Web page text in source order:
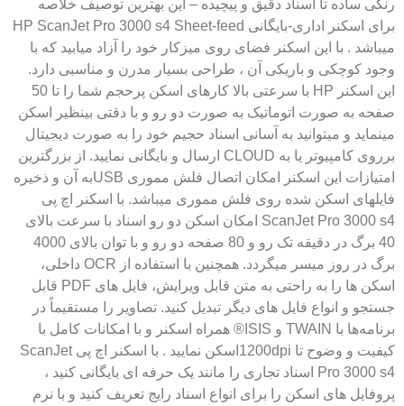
رنگی ساده تا اسناد دقیق و پیچیده – این بهترین توصیف خلاصه
برای اسکنر اداری-بایگانی HP ScanJet Pro 3000 s4 Sheet-feed
میباشد . با این اسکنر فضای روی میزکار خود را آزاد میابید که با
وجود کوچکی و باریکی آن ، طراحی بسیار مدرن و مناسبی دارد.
این اسکنر HP با سرعتی بالا کارهای اسکن پرحجم شما را تا 50
صفحه به صورت اتوماتیک به صورت دو رو و با دقتی بینظیر اسکن
مینماید و میتوانید به آسانی اسناد حجیم خود را به صورت دیجیتال
برروی کامپیوتر یا به CLOUD ارسال و بایگانی نمایید. از بزرگترین
امتیازات این اسکنر امکان اتصال فلش مموری USBبه آن و ذخیره
فایلهای اسکن شده روی فلش مموری میباشد. با اسکنر اچ پی
ScanJet Pro 3000 s4 امکان اسکن دو رو اسناد با سرعت بالای
40 برگ در دقیقه تک رو و 80 صفحه دو رو و با توان بالای 4000
برگ در روز میسر میگردد. همچنین با استفاده از OCR داخلی،
اسکن ها را به راحتی به متن قابل ویرایش، فایل های PDF قابل
جستجو و انواع فایل های دیگر تبدیل کنید. تصاویر را مستقیماً در
برنامه‌ها با TWAIN و ISIS® همراه اسکنر و با امکانات کامل با
کیفیت و وضوح تا 1200dpiاسکن نمایید . با اسکنر اچ پی ScanJet
Pro 3000 s4 اسناد تجاری را مانند یک حرفه ای بایگانی کنید ،
پروفایل های اسکن را برای انواع اسناد رایج تعریف کنید و با نرم